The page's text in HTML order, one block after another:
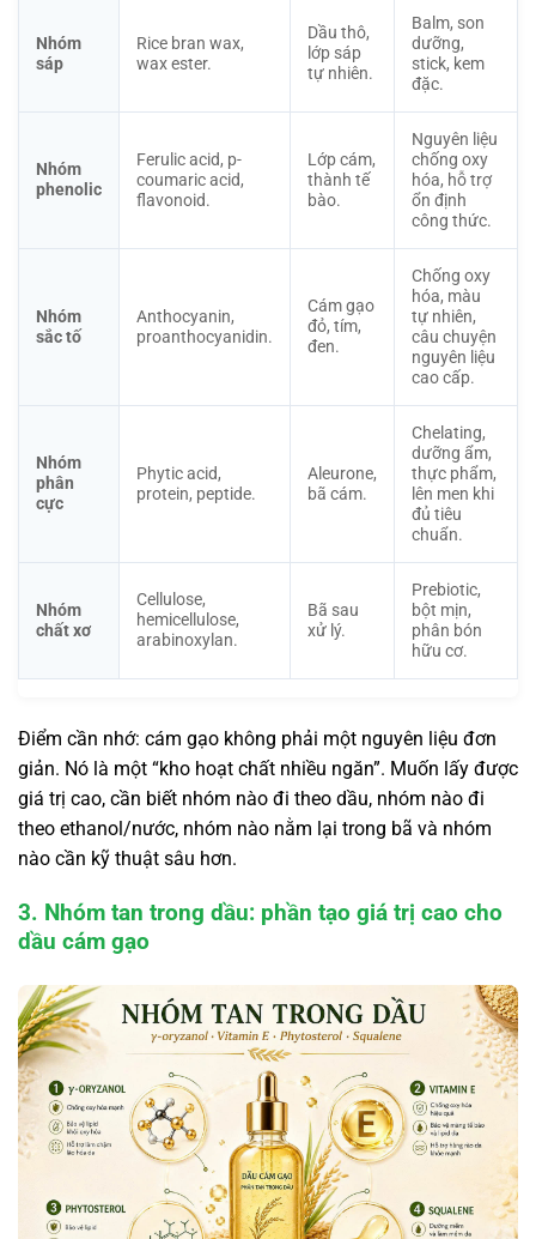
Nhóm
sáp
Rice bran wax,
wax ester.
Dầu thô,
lớp sáp
tự nhiên.
Balm, son
dưỡng,
stick, kem
đặc.
Nhóm
phenolic
Ferulic acid, p-
coumaric acid,
flavonoid.
Lớp cám,
thành tế
bào.
Nguyên liệu
chống oxy
hóa, hỗ trợ
ổn định
công thức.
Nhóm
sắc tố
Anthocyanin,
proanthocyanidin.
Cám gạo
đỏ, tím,
đen.
Chống oxy
hóa, màu
tự nhiên,
câu chuyện
nguyên liệu
cao cấp.
Nhóm
phân
cực
Phytic acid,
protein, peptide.
Aleurone,
bã cám.
Chelating,
dưỡng ẩm,
thực phẩm,
lên men khi
đủ tiêu
chuẩn.
Nhóm
chất xơ
Cellulose,
hemicellulose,
arabinoxylan.
Bã sau
xử lý.
Prebiotic,
bột mịn,
phân bón
hữu cơ.
Điểm cần nhớ: cám gạo không phải một nguyên liệu đơn
giản. Nó là một “kho hoạt chất nhiều ngăn”. Muốn lấy được
giá trị cao, cần biết nhóm nào đi theo dầu, nhóm nào đi
theo ethanol/nước, nhóm nào nằm lại trong bã và nhóm
nào cần kỹ thuật sâu hơn.
3. Nhóm tan trong dầu: phần tạo giá trị cao cho
dầu cám gạo